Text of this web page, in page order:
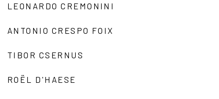
LEONARDO CREMONINI
ANTONIO CRESPO FOIX
TIBOR CSERNUS
ROËL D'HAESE